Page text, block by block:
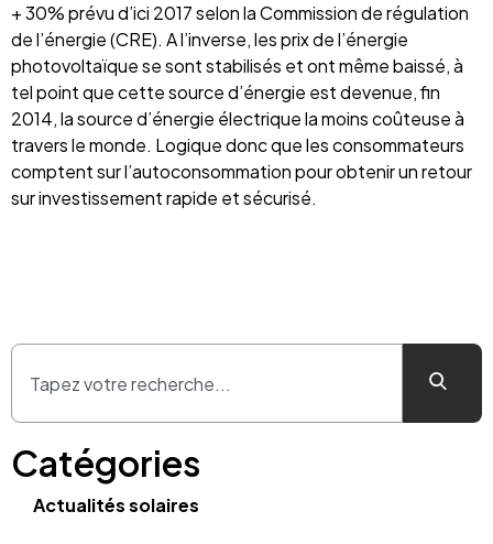
+ 30% prévu d’ici 2017 selon la Commission de régulation
de l’énergie (CRE). A l’inverse, les prix de l’énergie
photovoltaïque se sont stabilisés et ont même baissé, à
tel point que cette source d’énergie est devenue, fin
2014, la source d’énergie électrique la moins coûteuse à
travers le monde. Logique donc que les consommateurs
comptent sur l’autoconsommation pour obtenir un retour
sur investissement rapide et sécurisé.
Catégories
Actualités solaires